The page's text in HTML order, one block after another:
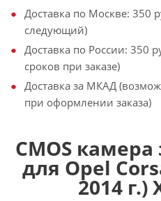
Доставка по Москве: 350
следующий)
Доставка по России: 350
сроков при заказе)
Доставка за МКАД
при оформлении заказа)
CMOS
для Opel
2014 г.)